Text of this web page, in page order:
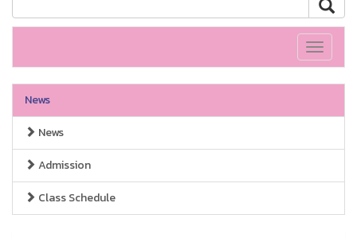
Toggle
News
News
Admission
Class Schedule